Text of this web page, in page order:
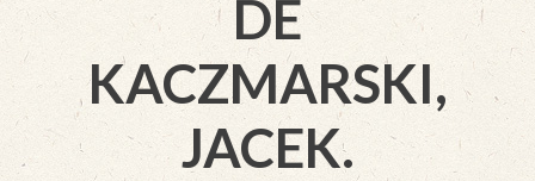
DE
KACZMARSKI,
JACEK.